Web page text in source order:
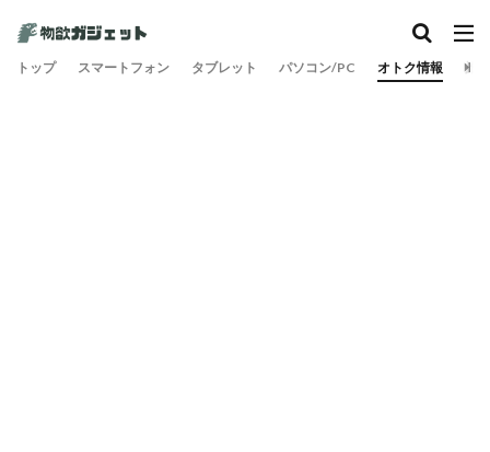
トップ スマートフォン タブレット パソコン/PC オトク情報 旅